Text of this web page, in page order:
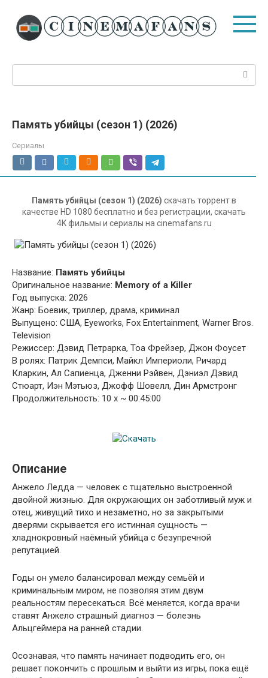
контенту
Память убийцы (сезон 1) (2026)
Сериалы
Память убийцы (сезон 1) (2026) скачать торрент в
качестве HD 1080 бесплатно и без регистрации, скачать
4K фильмы и сериалы на cinemafans.ru
Название: Память убийцы
Оригинальное название: Memory of a Killer
Год выпуска: 2026
Жанр: Боевик, триллер, драма, криминал
Выпущено: США, Eyeworks, Fox Entertainment, Warner Bros.
Television
Режиссер: Дэвид Петрарка, Тоа Фрейзер, Джон Фоусет
В ролях: Патрик Демпси, Майкл Империоли, Ричард
Кларкин, Ал Сапиенца, Дженни Рэйвен, Дэниэл Дэвид
Стюарт, Иэн Мэтьюз, Джофф Шовелл, Дин Армстронг
Продолжительность: 10 x ~ 00:45:00
Описание
Анжело Ледда — человек с тщательно выстроенной
двойной жизнью. Для окружающих он заботливый муж и
отец, живущий тихо и незаметно, но за закрытыми
дверями скрывается его истинная сущность —
хладнокровный наёмный убийца с безупречной
репутацией.
Годы он умело балансировал между семьёй и
криминальным миром, не позволяя этим двум
реальностям пересекаться. Всё меняется, когда врачи
ставят Анжело страшный диагноз — болезнь
Альцгеймера на ранней стадии.
Осознавая, что память начинает подводить его, он
решает покончить с прошлым и выйти из игры, пока ещё